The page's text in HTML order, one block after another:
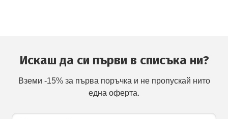
Искаш да си първи в списъка ни?
Вземи -15% за първа поръчка и не пропускай нито
една оферта.